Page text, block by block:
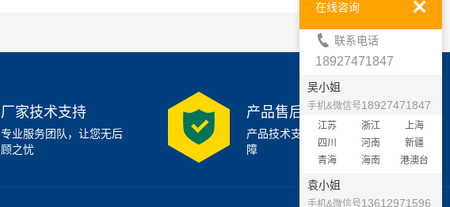
厂家技术支持
专业服务团队，让您无后
顾之忧
产品售后支持
产品技术支持7x24小时保
障
在线咨询
联系电话
18927471847
吴小姐
手机&微信号18927471847
江苏 浙江
上海
四川
河南
新疆
青海
海南 港澳台
袁小姐
手机&微信号13612971596